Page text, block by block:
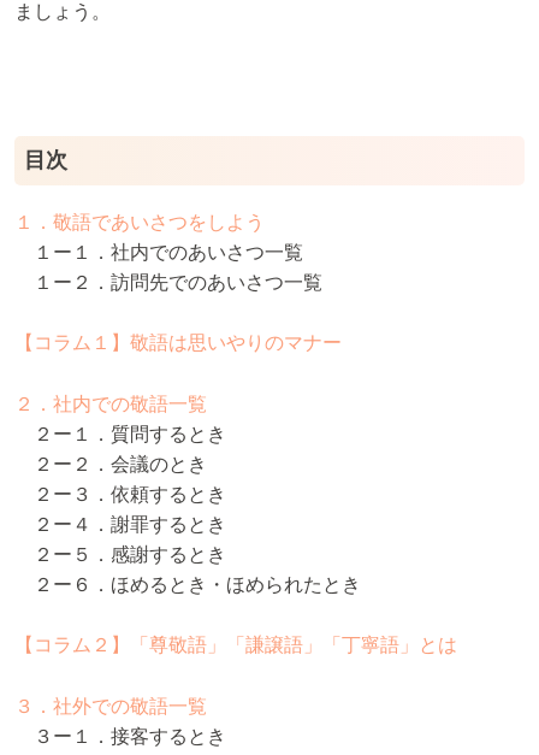
ましょう。
目次
１．敬語であいさつをしよう
１ー１．社内でのあいさつ一覧
１ー２．訪問先でのあいさつ一覧
【コラム１】敬語は思いやりのマナー
２．社内での敬語一覧
２ー１．質問するとき
２ー２．会議のとき
２ー３．依頼するとき
２ー４．謝罪するとき
２ー５．感謝するとき
２ー６．ほめるとき・ほめられたとき
【コラム２】「尊敬語」「謙譲語」「丁寧語」とは
３．社外での敬語一覧
３ー１．接客するとき